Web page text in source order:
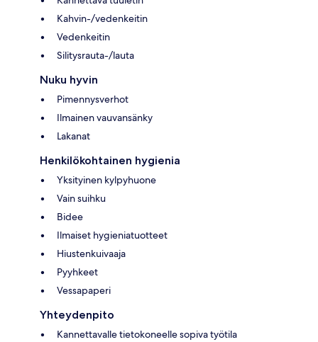
Kahvin-/vedenkeitin
Vedenkeitin
Silitysrauta-/lauta
Nuku hyvin
Pimennysverhot
Ilmainen vauvansänky
Lakanat
Henkilökohtainen hygienia
Yksityinen kylpyhuone
Vain suihku
Bidee
Ilmaiset hygieniatuotteet
Hiustenkuivaaja
Pyyhkeet
Vessapaperi
Yhteydenpito
Kannettavalle tietokoneelle sopiva työtila